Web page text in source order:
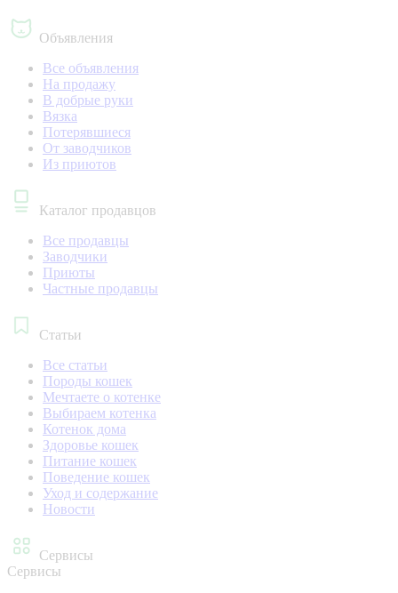
Объявления
Все объявления
На продажу
В добрые руки
Вязка
Потерявшиеся
От заводчиков
Из приютов
Каталог продавцов
Все продавцы
Заводчики
Приюты
Частные продавцы
Статьи
Все статьи
Породы кошек
Мечтаете о котенке
Выбираем котенка
Котенок дома
Здоровье кошек
Питание кошек
Поведение кошек
Уход и содержание
Новости
Сервисы
Сервисы